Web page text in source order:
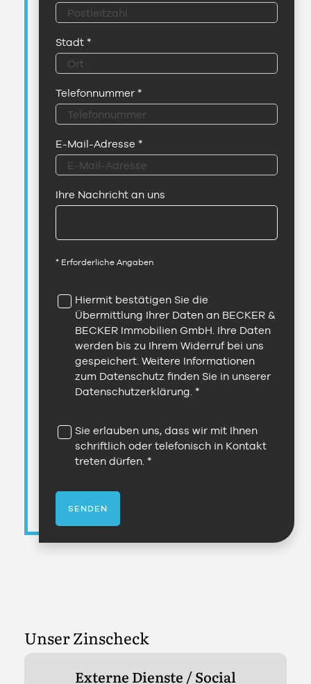
Stadt *
Telefonnummer *
E-Mail-Adresse *
Ihre Nachricht an uns
* Erforderliche Angaben
Hiermit bestätigen Sie die
Übermittlung Ihrer Daten an BECKER &
BECKER Immobilien GmbH. Ihre Daten
werden bis zu Ihrem Widerruf bei uns
gespeichert. Weitere Informationen
zum Datenschutz finden Sie in unserer
Datenschutzerklärung
Sie erlauben uns, dass wir mit Ihnen
schriftlich oder telefonisch in Kontakt
treten dürfen.
SENDEN
Unser Zinscheck
Externe Dienste / Social